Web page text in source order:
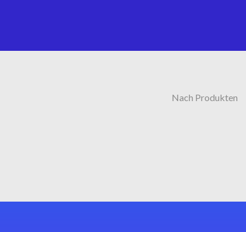
Nach Produkten